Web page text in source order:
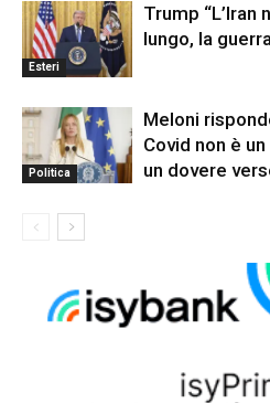
Esteri
Trump “L’Iran
lungo, la
Politica
Meloni
Covid non è
un dovere